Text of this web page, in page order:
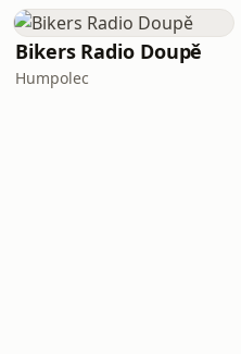
Bikers Radio Doupě
Humpolec